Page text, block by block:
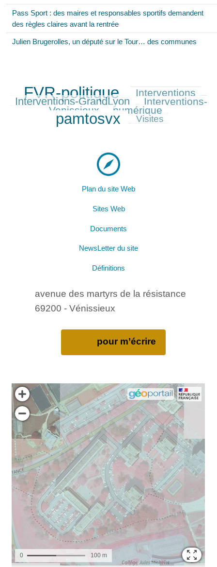
Pass Sport : des maires et responsables sportifs demandent
des règles claires avant la rentrée
Julien Brugerolles, un député sur le Tour… des communes
910/910
FVR-politique
400/910 Interventions
472/910
Interventions-GrandLyon
404/910 Interventions-
Venissieux numérique
pamtosvx Visites
Plan du site Web
Sites Web
Documents
NewsLetter du site
Définitions
avenue des martyrs de la résistance
69200 - Vénissieux
pour m’écrire